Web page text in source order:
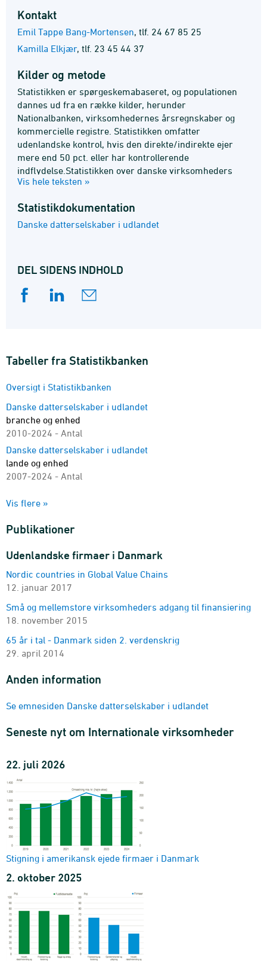
Kontakt
Emil Tappe Bang-Mortensen, tlf. 24 67 85 25
Kamilla Elkjær, tlf. 23 45 44 37
Kilder og metode
Statistikken er spørgeskemabaseret, og populationen
dannes ud fra en række kilder, herunder
Nationalbanken, virksomhedernes årsregnskaber og
kommercielle registre. Statistikken omfatter
udenlandske kontrol, hvis den direkte/indirekte ejer
mere end 50 pct. eller har kontrollerende
indflydelse.Statistikken over danske virksomheders
udenlandske datterselskaber er årlig og er af relativ
ændringer i omfanget af datterselskaber og ansatte. De
årlige udsving skal derfor fortolkes varsomt.
Vis hele teksten »
Statistik­dokumentation
Danske datterselskaber i udlandet
DEL SIDENS INDHOLD
Tabeller fra Statistikbanken
Oversigt i Statistikbanken
Danske datterselskaber i udlandet
branche og enhed
2010-2024 - Antal
Danske datterselskaber i udlandet
lande og enhed
2007-2024 - Antal
lande, branche og enhed
Danske datterselskaber i udlandet
land og enhed
2007-2024 - Antal
Vis flere »
Publikationer
Udenlandske firmaer i Danmark
Nordic countries in Global Value Chains
12. januar 2017
Små og mellemstore virksomheders adgang til finansiering
18. november 2015
65 år i tal - Danmark siden 2. verdenskrig
29. april 2014
Anden information
Se emnesiden Danske datterselskaber i udlandet
Seneste nyt om Internationale virksomheder
22. juli 2026
Stigning i amerikansk ejede firmaer i Danmark
2. oktober 2025